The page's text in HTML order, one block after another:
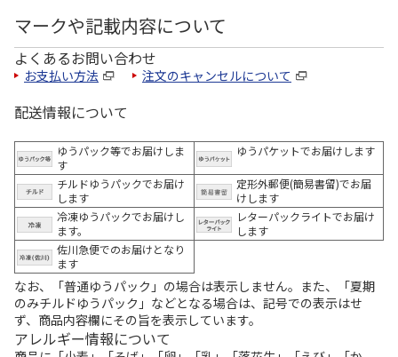
マークや記載内容について
よくあるお問い合わせ
お支払い方法 注文のキャンセルについて
配送情報について
ゆうパック等でお届けしま
す
ゆうパケットでお届けします
チルドゆうパックでお届け
します
定形外郵便(簡易書留)でお届
けします
冷凍ゆうパックでお届けし
ます。
レターパックライトでお届け
します
佐川急便でのお届けとなり
ます
なお、「普通ゆうパック」の場合は表示しません。また、「夏期
のみチルドゆうパック」などとなる場合は、記号での表示はせ
ず、商品内容欄にその旨を表示しています。
アレルギー情報について